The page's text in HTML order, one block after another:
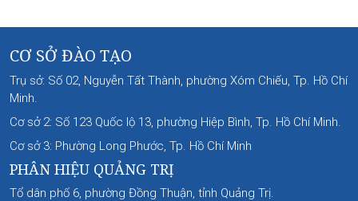
CƠ SỞ ĐÀO TẠO
Trụ sở: Số 02, Nguyễn Tất Thành, phường Xóm Chiếu, Tp. Hồ Chí
Minh.
Cơ sở 2: Số 123 Quốc lộ 13, phường Hiệp Bình, Tp. Hồ Chí Minh.
Cơ sở 3: Phường Long Phước, Tp. Hồ Chí Minh
PHÂN HIỆU QUẢNG TRỊ
Tổ dân phố 6, phường Đồng Thuận, tỉnh Quảng Trị.